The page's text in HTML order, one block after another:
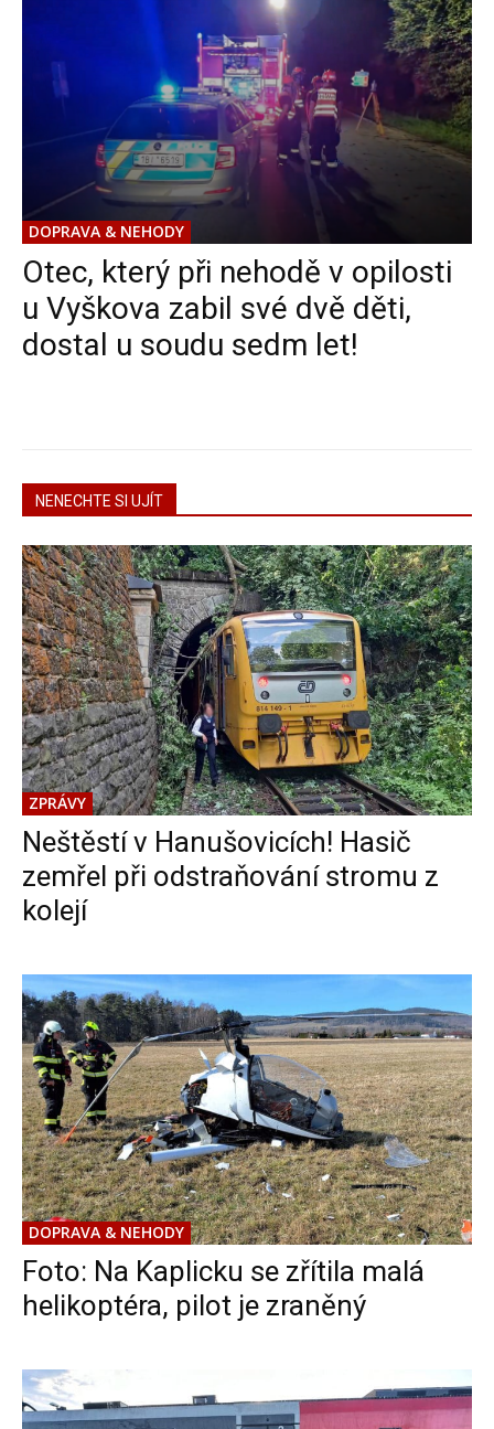
DOPRAVA & NEHODY
Otec, který při nehodě v opilosti
u Vyškova zabil své dvě děti,
dostal u soudu sedm let!
NENECHTE SI UJÍT
ZPRÁVY
Neštěstí v Hanušovicích! Hasič
zemřel při odstraňování stromu z
kolejí
DOPRAVA & NEHODY
Foto: Na Kaplicku se zřítila malá
helikoptéra, pilot je zraněný